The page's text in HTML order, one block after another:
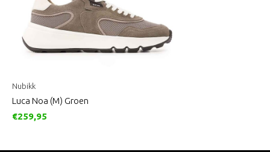
Nubikk
Luca Noa (M) Groen
€259,95